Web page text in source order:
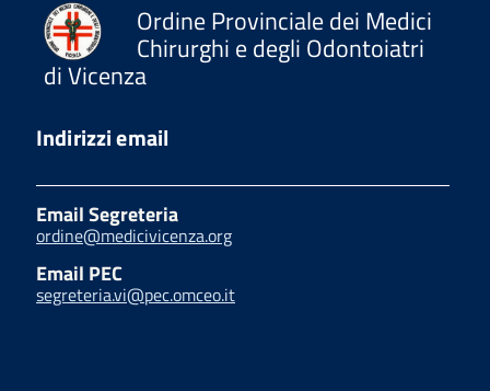
Ordine Provinciale dei Medici
Chirurghi e degli Odontoiatri
di Vicenza
Indirizzi email
Email Segreteria
ordine@medicivicenza.org
Email PEC
segreteria.vi@pec.omceo.it